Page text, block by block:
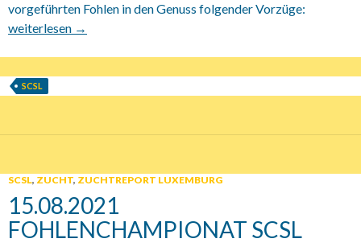
vorgeführten Fohlen in den Genuss folgender Vorzüge:
15. August 2021 SCSL Championnat des Poulains 2021 /
weiterlesen →
SCSL
SCSL, ZUCHT, ZUCHTREPORT LUXEMBURG
15.08.2021
FOHLENCHAMPIONAT SCSL